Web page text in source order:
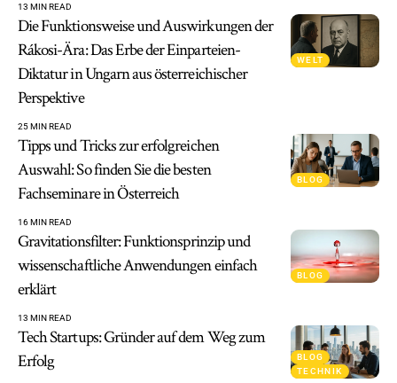
13 MIN READ
WELT
Die Funktionsweise und Auswirkungen der
Rákosi-Ära: Das Erbe der Einparteien-
Diktatur in Ungarn aus österreichischer
Perspektive
25 MIN READ
BLOG
Tipps und Tricks zur erfolgreichen
Auswahl: So finden Sie die besten
Fachseminare in Österreich
16 MIN READ
BLOG
Gravitationsfilter: Funktionsprinzip und
wissenschaftliche Anwendungen einfach
erklärt
13 MIN READ
BLOG
TECHNIK
Tech Startups: Gründer auf dem Weg zum
Erfolg